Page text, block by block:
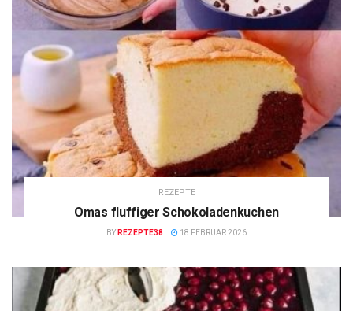
REZEPTE
Omas fluffiger Schokoladenkuchen
BY REZEPTE38 18 FEBRUAR 2026